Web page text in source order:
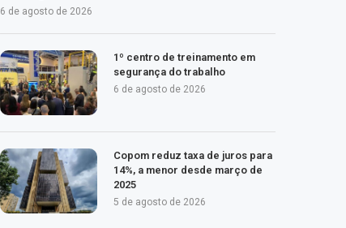
6 de agosto de 2026
1º centro de treinamento em
segurança do trabalho
6 de agosto de 2026
Copom reduz taxa de juros para
14%, a menor desde março de
2025
5 de agosto de 2026